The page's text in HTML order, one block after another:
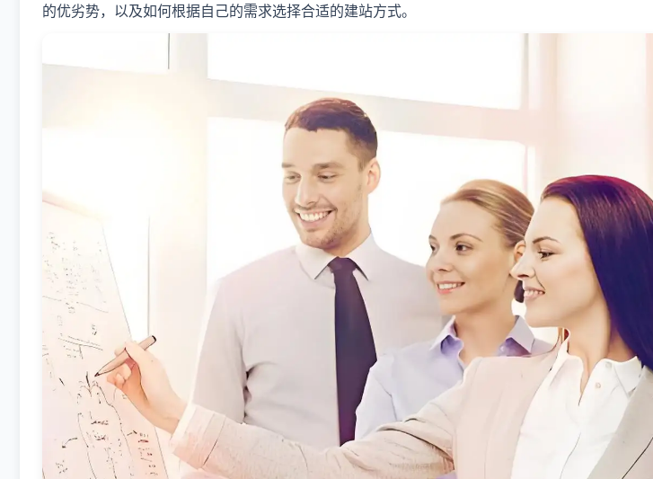
的优劣势，以及如何根据自己的需求选择合适的建站方式。